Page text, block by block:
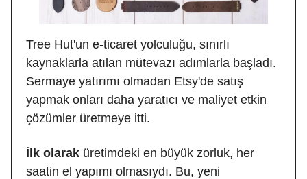
Tree Hut'un e-ticaret yolculuğu, sınırlı
kaynaklarla atılan mütevazı adımlarla başladı.
Sermaye yatırımı olmadan Etsy'de satış
yapmak onları daha yaratıcı ve maliyet etkin
çözümler üretmeye itti.
İlk olarak üretimdeki en büyük zorluk, her
saatin el yapımı olmasıydı. Bu, yeni